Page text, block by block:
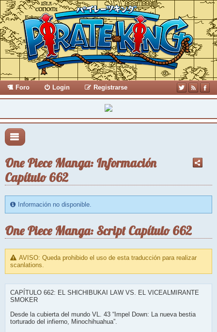
Foro Login Registrarse
One Piece Manga: Información
Capítulo 662
Información no disponible.
One Piece Manga: Script Capítulo 662
AVISO: Queda prohibido el uso de esta traducción para realizar
scanlations.
CAPÍTULO 662: EL SHICHIBUKAI LAW VS. EL VICEALMIRANTE
SMOKER
Desde la cubierta del mundo VL. 43 “Impel Down: La nueva bestia
torturado del infierno, Minochihuahua”.